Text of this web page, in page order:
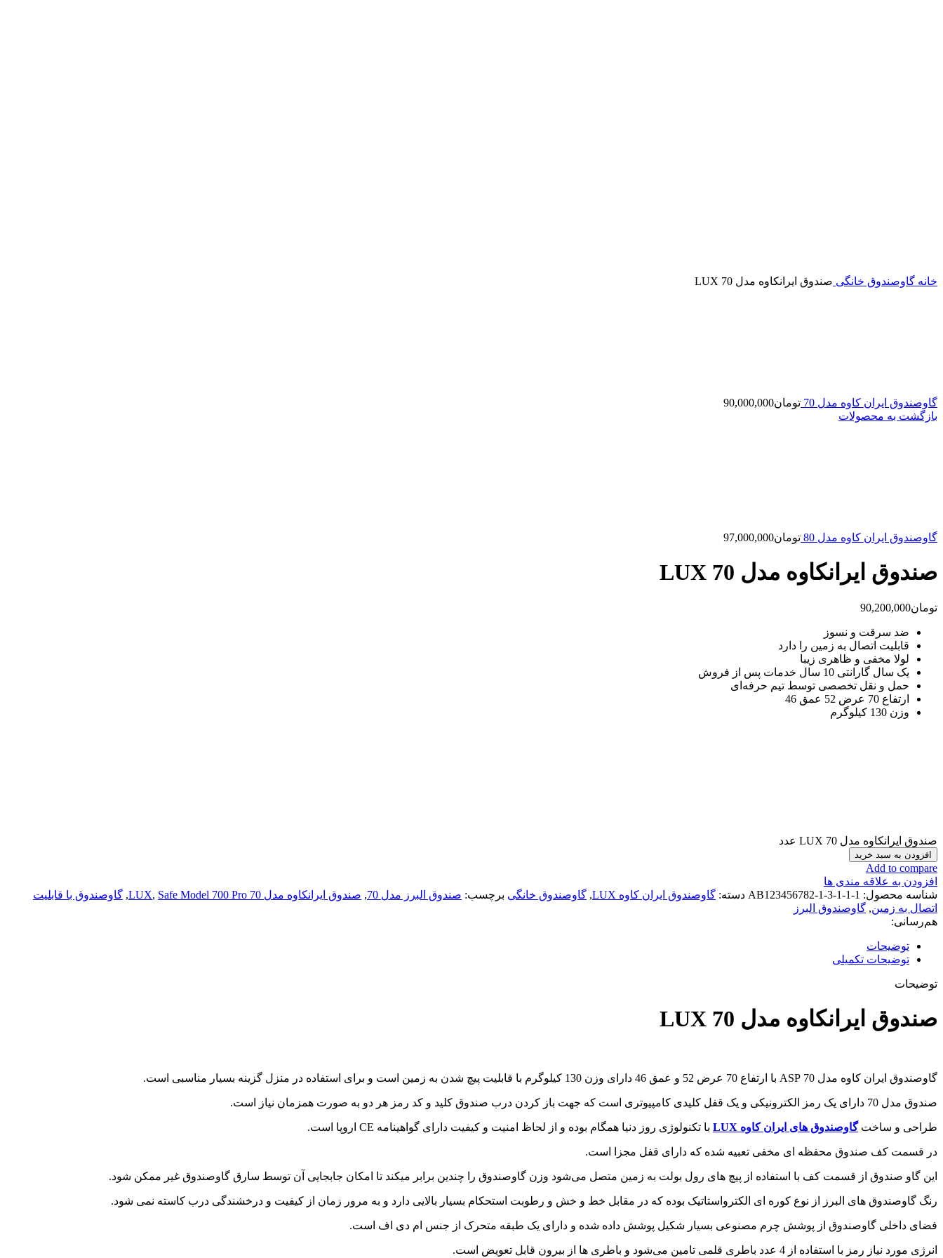
خانه گاوصندوق خانگی صندوق ایرانکاوه مدل 70 LUX
گاوصندوق ایران کاوه مدل 70 تومان90,000,000
بازگشت به محصولات
گاوصندوق ایران کاوه مدل 80 تومان97,000,000
صندوق ایرانکاوه مدل 70 LUX
تومان90,200,000
ضد سرقت و نسوز
قابلیت اتصال به زمین را دارد
لولا مخفی و ظاهری زیبا
یک سال گارانتی 10 سال خدمات پس از فروش
حمل و نقل تخصصی توسط تیم حرفه‌ای
ارتفاع 70 عرض 52 عمق 46
وزن 130 کیلوگرم
صندوق ایرانکاوه مدل 70 LUX عدد
افزودن به سبد خرید
Add to compare
افزودن به علاقه مندی ها
شناسه محصول: AB123456782-1-3-1-1-1 دسته: گاوصندوق ایران کاوه LUX , گاوصندوق خانگی برچسب: صندوق البرز مدل 70 , صندوق ایرانکاوه مدل 70 LUX , Safe Model 700 Pro
, گاوصندوق با قابلیت
اتصال به زمین, گاوصندوق البرز
هم‌رسانی:
توضیحات
توضیحات تکمیلی
توضیحات
صندوق ایرانکاوه مدل 70 LUX
گاوصندوق ایران کاوه مدل 70 ASP با ارتفاع 70 عرض 52 و عمق 46 دارای وزن 130 کیلوگرم با قابلیت پیچ شدن به زمین است و برای استفاده در منزل گزینه بسیار مناسبی است.
صندوق مدل 70 دارای یک رمز الکترونیکی و یک قفل کلیدی کامپیوتری است که جهت باز کردن درب صندوق کلید و کد رمز هر دو به صورت همزمان نیاز است.
طراحی و ساختگاوصندوق های ایران کاوه LUX با تکنولوژی روز دنیا همگام بوده و از لحاظ امنیت و کیفیت دارای گواهینامه CE اروپا است.
در قسمت کف صندوق محفظه ای مخفی تعبیه شده که دارای قفل مجزا است.
این گاو صندوق از قسمت کف با استفاده از پیچ های رول بولت به زمین متصل می‌شود وزن گاوصندوق را چندین برابر میکند تا امکان جابجایی آن توسط سارق گاوصندوق غیر ممکن شود.
رنگ گاوصندوق های البرز از نوع کوره ای الکترواستاتیک بوده که در مقابل خط و خش و رطوبت استحکام بسیار بالایی دارد و به مرور زمان از کیفیت و درخشندگی درب کاسته نمی شود.
فضای داخلی گاوصندوق از پوشش چرم مصنوعی بسیار شکیل پوشش داده شده و دارای یک طبقه متحرک از جنس ام دی اف است.
انرژی مورد نیاز رمز با استفاده از 4 عدد باطری قلمی تامین می‌شود و باطری ها از بیرون قابل تعویض است.